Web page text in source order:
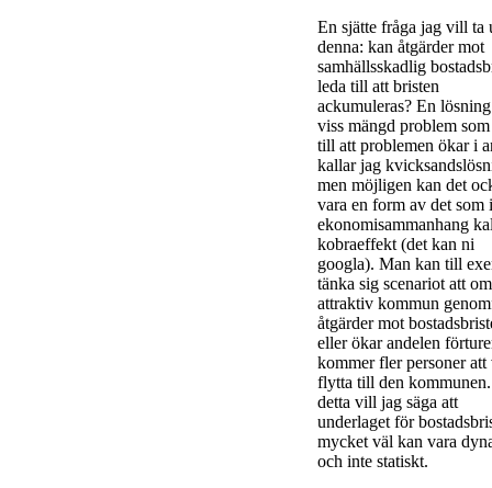
En sjätte fråga jag vill ta
denna: kan åtgärder mot
samhällsskadlig
leda till att bristen
ackumuleras? En
viss mängd problem
till att problemen ökar i
kallar jag
men möjligen kan det
vara en form av det som i
ekonomisammanhang
kobraeffekt (det kan ni
googla). Man kan till
tänka sig scenariot att
attraktiv kommun
åtgärder mot
eller ökar andelen
kommer fler personer
flytta till den
detta vill jag säga att
underlaget för
mycket väl kan vara
och inte statiskt.